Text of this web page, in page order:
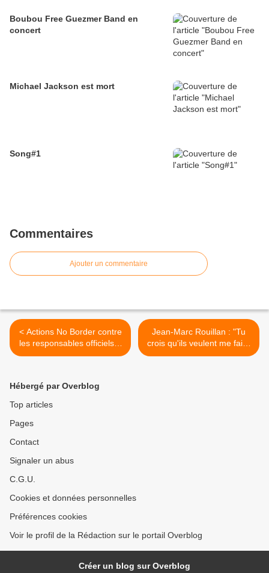
Boubou Free Guezmer Band en
concert
Michael Jackson est mort
Song#1
Commentaires
Ajouter un commentaire
< Actions No Border contre
les responsables officiels à
Calais
Jean-Marc Rouillan : "Tu
crois qu'ils veulent me faire
crever ?" >
Hébergé par Overblog
Top articles
Pages
Contact
Signaler un abus
C.G.U.
Cookies et données personnelles
Préférences cookies
Voir le profil de la Rédaction sur le portail Overblog
Créer un blog sur Overblog